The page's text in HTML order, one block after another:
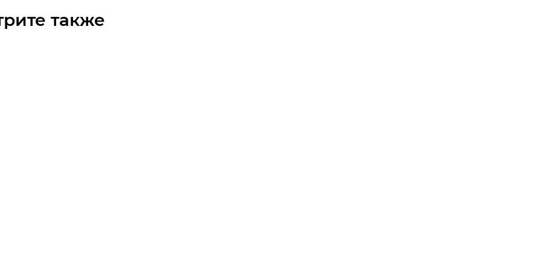
также